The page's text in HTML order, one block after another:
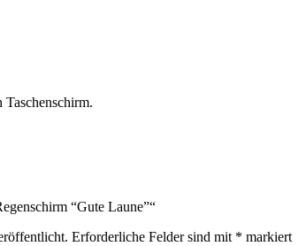
Taschenschirm.
“Gute Laune”“
Erforderliche Felder sind mit * markiert